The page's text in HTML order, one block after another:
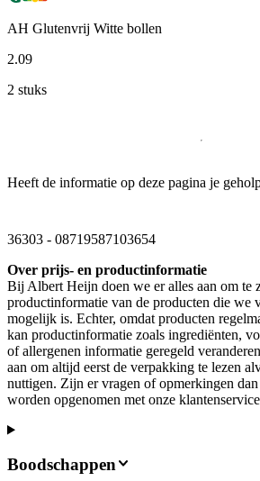
AH Glutenvrij Witte bollen
2.09
2 stuks
Heeft de informatie op deze pagina je
36303 - 08719587103654
Over prijs- en productinformatie
Bij Albert Heijn doen we er alles aan om te
productinformatie van de producten die we
mogelijk is. Echter, omdat producten
kan productinformatie zoals ingrediënten,
of allergenen informatie geregeld
aan om altijd eerst de verpakking te lezen
nuttigen. Zijn er vragen of opmerkingen
worden opgenomen met onze
Boodschappen